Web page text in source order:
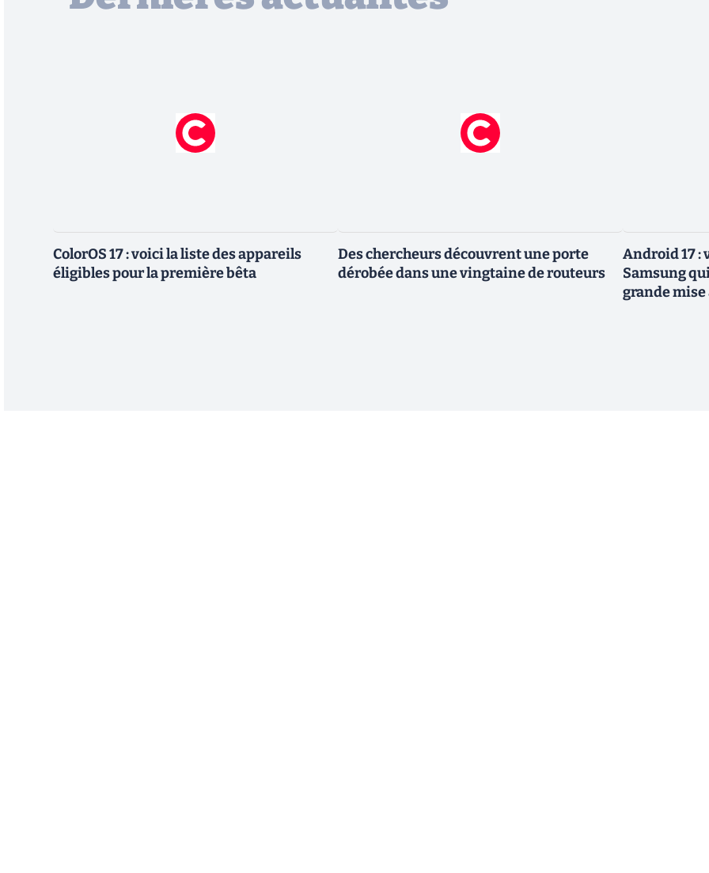
ColorOS 17 : voici la liste des appareils
éligibles pour la première bêta
Des chercheurs découvrent une porte
dérobée dans une vingtaine de routeurs
Android 17 :
Samsung
grande mise